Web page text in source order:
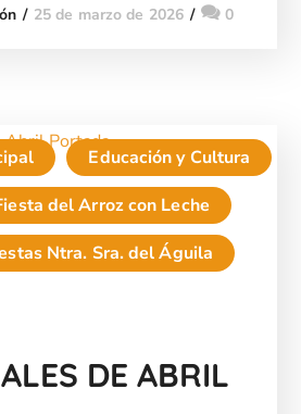
25 de marzo de 2026 0
Educación y Cultura
del Arroz con Leche
Ntra. Sra. del Águila
DE ABRIL